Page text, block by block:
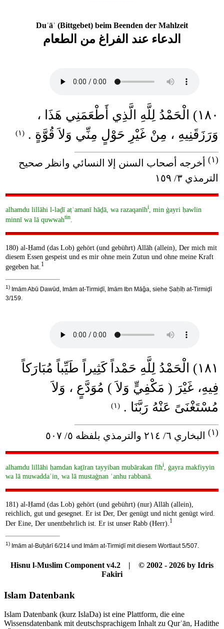
Duʿāʾ (Bittgebet) beim Beenden der Mahlzeit
الدعاء عند الفراغ من الطعام
١٨٠) الْحَمْدُ لِلَّهِ الَّذِي أَطْعَمَنِي هَذَا ،
وَرَزَقَنِيهِ ، مِنْ غَيْرِ حَوْلٍ مِنِّي وَلاَ قُوَّةٍ . (١)
(١)
أخرجه أصحاب السنن إلا النسائي وانظر صحيح
الترمذي ٣/ ١٥٩
alhamdu lillāhi l-laḏī aṭʿamanī hāḏā, wa razaqanīhi, min ġayri ḥawlin
minnī wa lā quwwahtin
180) al-Ḥamd (das Lob) gehört (und gebührt) Allāh (allein), Der mich mit
diesem Essen gespeist und es mir ohne mein Zutun und ohne meine Kraft
gegeben hat. 1
1) Imām Abū Dawūd, Imām at-Tirmiḏī, Imām Ibn Māǧa, siehe Ṣaḥīḥ at-Tirmiḏī
3/159.
١٨١) الْحَمْدُ لِلَّهِ حَمْداً كَثِيراً طَيِّباً مُبَارَكاً
فِيهِ، غَيْرَ ( مَكْفِيٍّ وَلاَ ) مُوَدَّعٍ ، وَلاَ
مُسْتَغْنَىً عَنْهُ رَبَّنَا . (١)
(١) البخاري ٦/ ‌٢١٤ والترمذي بلفظه ٥/ ٥٠٧
alhamdu lillāhi ḥamdan kaṯīran tayyiban mubārakan fīhi, ġayra makfiyyin
wa lā muwaddaʿin, wa lā mustaġnan ʿanhu rabbanā.
181) al-Ḥamd (das Lob) gehört (und gebührt) (nur) Allāh (allein),
reichlich, gut und gesegnet. Er ist Der, Der genügt und nicht genügt wird.
Der Eine, Der unentbehrlich ist. Er ist unser Rabb (Herr). 1
1) Imām al-Buẖārī 6/214 und Imām at-Tirmiḏī mit diesem Wortlaut 5/507.
Hisnu l-Muslim Component v4.2 | © 2002 - 2026 by Idris
Fakiri
Islam Datenbank
Islam Datenbank (kurz IslaDa) ist eine Plattform, die eine
Wissensdatenbank mit deutschsprachigem Inhalt zu Qurʾān, Hadithe